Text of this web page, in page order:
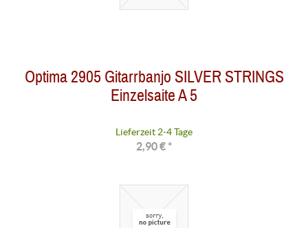
Optima 2905 Gitarrbanjo SILVER STRINGS
Einzelsaite A 5
Lieferzeit 2-4 Tage
2,90 € *